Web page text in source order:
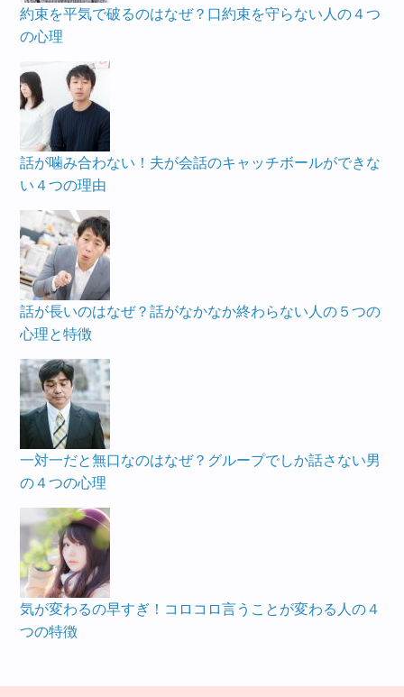
約束を平気で破るのはなぜ？口約束を守らない人の４つ
の心理
話が噛み合わない！夫が会話のキャッチボールができな
い４つの理由
話が長いのはなぜ？話がなかなか終わらない人の５つの
心理と特徴
一対一だと無口なのはなぜ？グループでしか話さない男
の４つの心理
気が変わるの早すぎ！コロコロ言うことが変わる人の４
つの特徴